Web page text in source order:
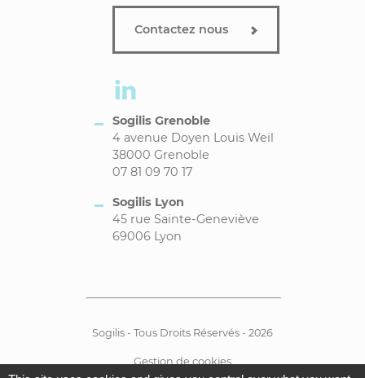
Contactez nous
Sogilis Grenoble
4 avenue Doyen Louis Weil
38000 Grenoble
07 81 09 70 17
Sogilis Lyon
45 rue Sainte-Geneviève
69006 Lyon
Sogilis - Tous Droits Réservés - 2026
Gestion de cookies